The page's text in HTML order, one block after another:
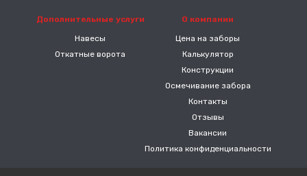
Дополнительные услуги
Навесы
Откатные ворота
О компании
Цена на заборы
Калькулятор
Конструкции
Осмечивание забора
Контакты
Отзывы
Вакансии
Политика конфиденциальности